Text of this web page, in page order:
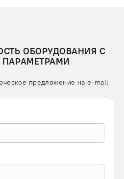
ОБОРУДОВАНИЯ С
предложение на e-mail